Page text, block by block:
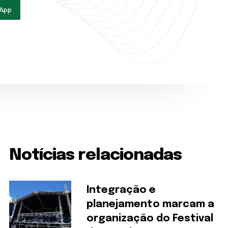
Notícias relacionadas
Integração e
planejamento marcam a
organização do Festival